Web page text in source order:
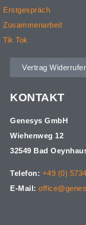
Erstgespräch
Zusammenarbeit
Tik Tok
Vertrag
KONTAKT
Genesys GmbH
Wiehenweg 12
32549 Bad
Telefon: +49 (0)
E-Mail: